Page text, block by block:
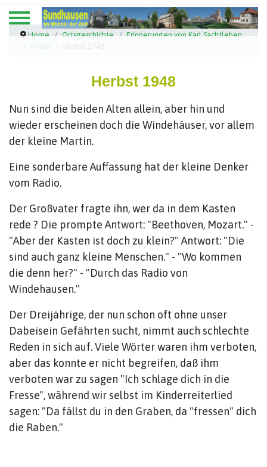
Home Ortsgeschichte
Erinnerungen von Karl Sachtleben
Inhalt
Herbst 1948
Nun sind die beiden Alten allein, aber hin und
wieder erscheinen doch die Windehäuser, vor allem
der kleine Martin.
Eine sonderbare Auffassung hat der kleine Denker
vom Radio.
Der Großvater fragte ihn, wer da in dem Kasten
rede ? Die prompte Antwort: "Beethoven, Mozart." -
"Aber der Kasten ist doch zu klein?" Antwort: "Die
sind auch ganz kleine Menschen." - "Wo kommen
die denn her?" - "Durch das Radio von
Windehausen."
Der Dreijährige, der nun schon oft ohne unser
Dabeisein Gefährten sucht, nimmt auch schlechte
Reden in sich auf. Viele Wörter waren ihm verboten,
aber das konnte er nicht begreifen, daß ihm
verboten war zu sagen "Ich schlage dich in die
Fresse", während wir selbst im Kinderreiterlied
sagen: "Da fällst du in den Graben, da "fressen" dich
die Raben."